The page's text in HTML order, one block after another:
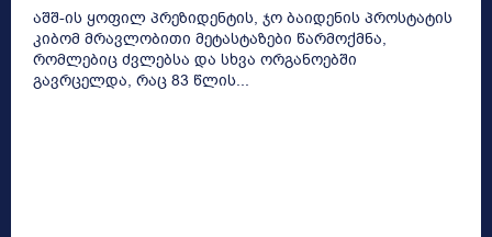
აშშ-ის ყოფილ პრეზიდენტის, ჯო ბაიდენის პროსტატის
კიბომ მრავლობითი მეტასტაზები წარმოქმნა,
რომლებიც ძვლებსა და სხვა ორგანოებში
გავრცელდა, რაც 83 წლის...